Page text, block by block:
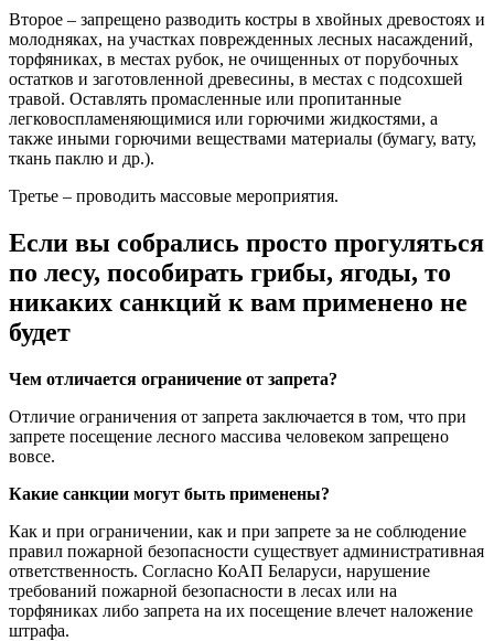
Второе – запрещено разводить костры в хвойных древостоях и
молодняках, на участках поврежденных лесных насаждений,
торфяниках, в местах рубок, не очищенных от порубочных
остатков и заготовленной древесины, в местах с подсохшей
травой. Оставлять промасленные или пропитанные
легковоспламеняющимися или горючими жидкостями, а
также иными горючими веществами материалы (бумагу, вату,
ткань паклю и др.).
Третье – проводить массовые мероприятия.
Если вы собрались просто прогуляться
по лесу, пособирать грибы, ягоды, то
никаких санкций к вам применено не
будет
Чем отличается ограничение от запрета?
Отличие ограничения от запрета заключается в том, что при
запрете посещение лесного массива человеком запрещено
вовсе.
Какие санкции могут быть применены?
Как и при ограничении, как и при запрете за не соблюдение
правил пожарной безопасности существует административная
ответственность. Согласно КоАП Беларуси, нарушение
требований пожарной безопасности в лесах или на
торфяниках либо запрета на их посещение влечет наложение
штрафа.